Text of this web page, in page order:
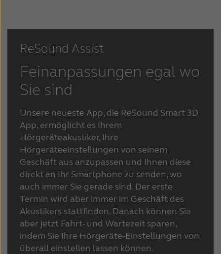
ReSound Assist
Feinanpassungen egal wo
Sie sind
Unsere neueste App, die ReSound Smart 3D
App, ermöglicht es Ihrem
Hörgeräteakustiker, Ihre
Hörgeräteeinstellungen von seinem
Geschäft aus anzupassen und Ihnen diese
direkt an Ihr Smartphone zu senden, wo
auch immer Sie gerade sind. Der erste
Termin wird aber immer im Geschäft des
Akustikers stattfinden. Danach können Sie
aber jetzt Fahrt- und Wartezeit sparen,
indem Sie Ihre Hörgeräte-Einstellungen von
überall einstellen lassen können.